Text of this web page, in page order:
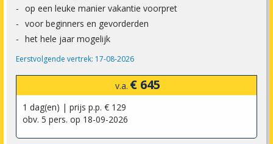
op een leuke manier vakantie voorpret
voor beginners en gevorderden
het hele jaar mogelijk
Eerstvolgende vertrek: 17-08-2026
v.a. € 645
1 dag(en) | prijs p.p. € 129
obv. 5 pers. op 18-09-2026